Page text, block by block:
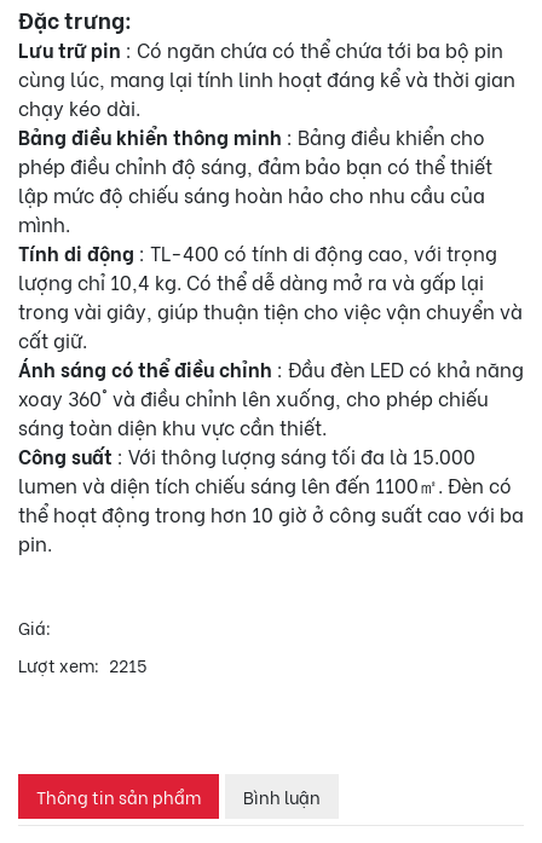
Đặc trưng:
Lưu trữ pin : Có ngăn chứa có thể chứa tới ba bộ pin
cùng lúc, mang lại tính linh hoạt đáng kể và thời gian
chạy kéo dài.
Bảng điều khiển thông minh : Bảng điều khiển cho
phép điều chỉnh độ sáng, đảm bảo bạn có thể thiết
lập mức độ chiếu sáng hoàn hảo cho nhu cầu của
mình.
Tính di động : TL-400 có tính di động cao, với trọng
lượng chỉ 10,4 kg. Có thể dễ dàng mở ra và gấp lại
trong vài giây, giúp thuận tiện cho việc vận chuyển và
cất giữ.
Ánh sáng có thể điều chỉnh : Đầu đèn LED có khả năng
xoay 360° và điều chỉnh lên xuống, cho phép chiếu
sáng toàn diện khu vực cần thiết.
Công suất : Với thông lượng sáng tối đa là 15.000
lumen và diện tích chiếu sáng lên đến 1100㎡. Đèn có
thể hoạt động trong hơn 10 giờ ở công suất cao với ba
pin.
Giá:
Lượt xem: 2215
Thông tin sản phẩm Bình luận